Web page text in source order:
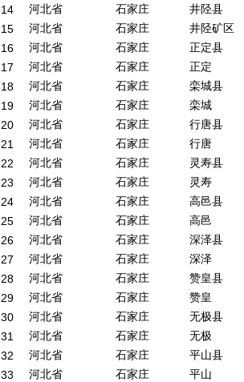
14
河北省 石家庄
井陉县
15
河北省 石家庄
井陉矿区
16
河北省 石家庄
正定县
17
河北省 石家庄
正定
18
河北省 石家庄
栾城县
19
河北省 石家庄
栾城
20
河北省 石家庄
行唐县
21
河北省 石家庄
行唐
22
河北省 石家庄
灵寿县
23
河北省 石家庄
灵寿
24
河北省 石家庄
高邑县
25
河北省 石家庄
高邑
26
河北省 石家庄
深泽县
27
河北省 石家庄
深泽
28
河北省 石家庄
赞皇县
29
河北省 石家庄
赞皇
30
河北省 石家庄
无极县
31
河北省 石家庄
无极
32
河北省 石家庄
平山县
33
河北省 石家庄
平山